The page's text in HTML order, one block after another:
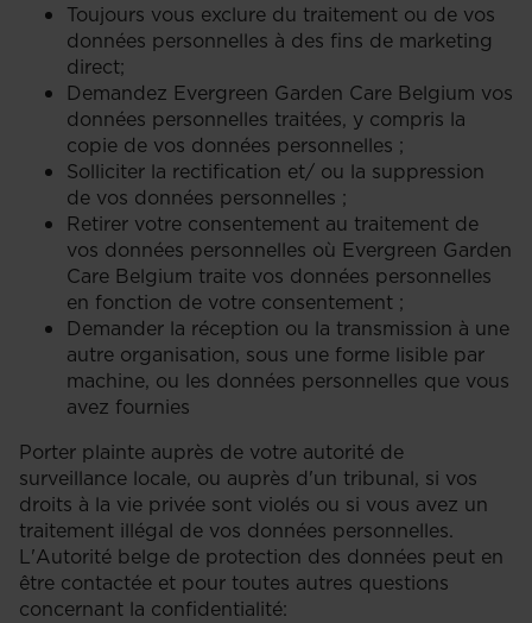
Toujours vous exclure du traitement ou de vos
données personnelles à des fins de marketing
direct;
Demandez Evergreen Garden Care Belgium vos
données personnelles traitées, y compris la
copie de vos données personnelles ;
Solliciter la rectification et/ ou la suppression
de vos données personnelles ;
Retirer votre consentement au traitement de
vos données personnelles où Evergreen Garden
Care Belgium traite vos données personnelles
en fonction de votre consentement ;
Demander la réception ou la transmission à une
autre organisation, sous une forme lisible par
machine, ou les données personnelles que vous
avez fournies
Porter plainte auprès de votre autorité de
surveillance locale, ou auprès d'un tribunal, si vos
droits à la vie privée sont violés ou si vous avez un
traitement illégal de vos données personnelles.
L'Autorité belge de protection des données peut en
être contactée et pour toutes autres questions
concernant la confidentialité: